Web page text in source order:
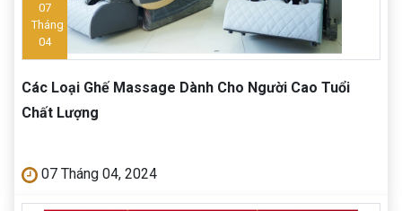
07
Tháng
04
Các Loại Ghế Massage Dành Cho Người Cao Tuổi
Chất Lượng
07 Tháng 04, 2024